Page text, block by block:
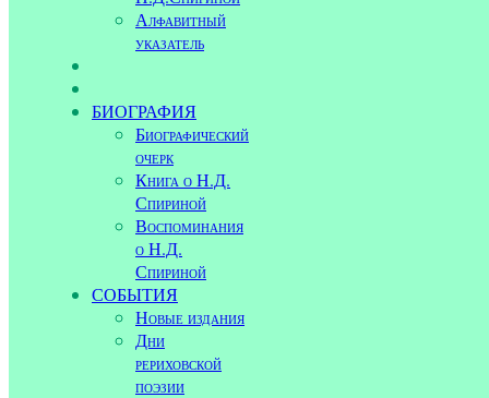
Алфавитный
указатель
БИОГРАФИЯ
Биографический
очерк
Книга о Н.Д.
Спириной
Воспоминания
о Н.Д.
Спириной
СОБЫТИЯ
Новые издания
Дни
рериховской
поэзии